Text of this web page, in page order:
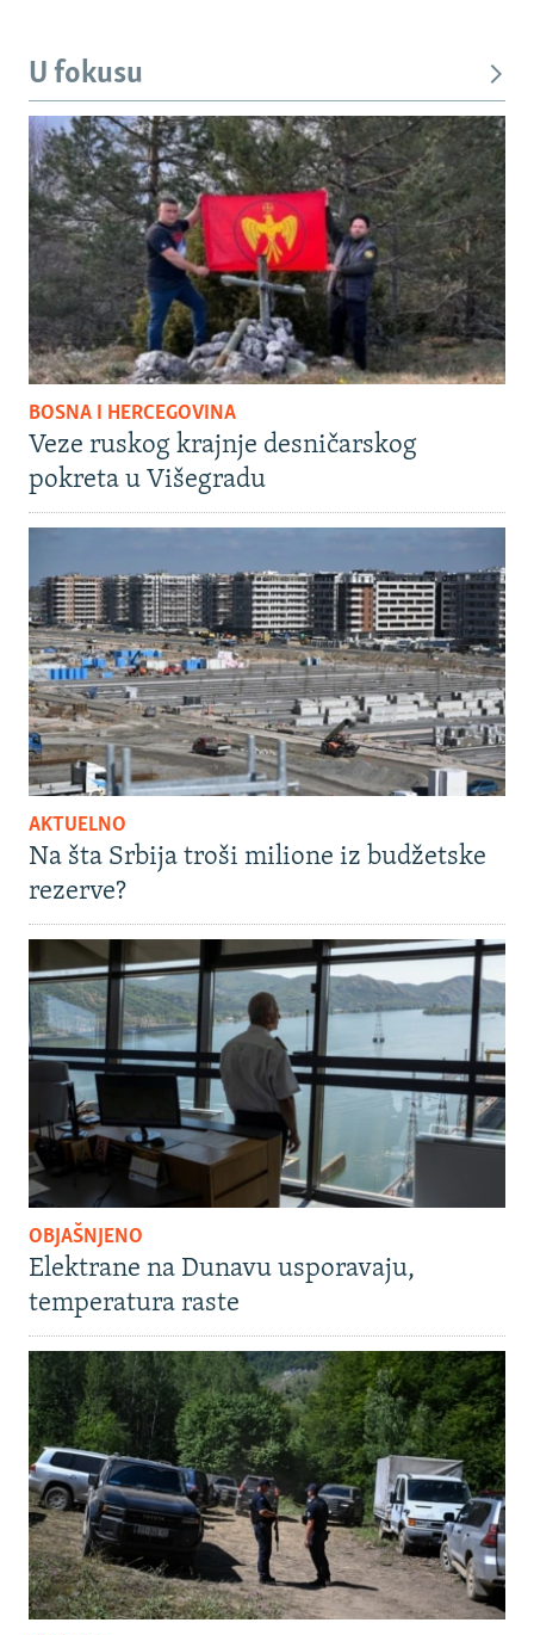
U fokusu
BOSNA I HERCEGOVINA
Veze ruskog krajnje desničarskog
pokreta u Višegradu
AKTUELNO
Na šta Srbija troši milione iz budžetske
rezerve?
OBJAŠNJENO
Elektrane na Dunavu usporavaju,
temperatura raste